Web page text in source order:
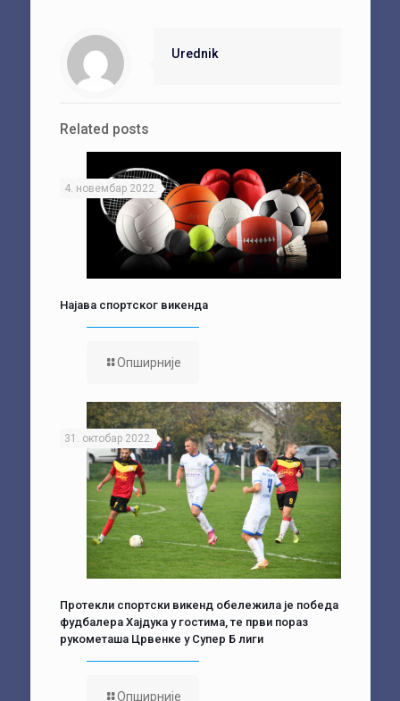
Urednik
Related posts
4. новембар 2022.
Најава спортског викенда
Опширније
31. октобар 2022.
Протекли спортски викенд обележила је победа
фудбалера Хајдука у гостима, те први пораз
рукометаша Црвенке у Супер Б лиги
Опширније